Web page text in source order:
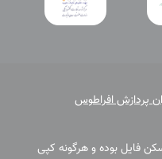
پردازش افراطوس
فایل بوده و هرگونه کپی